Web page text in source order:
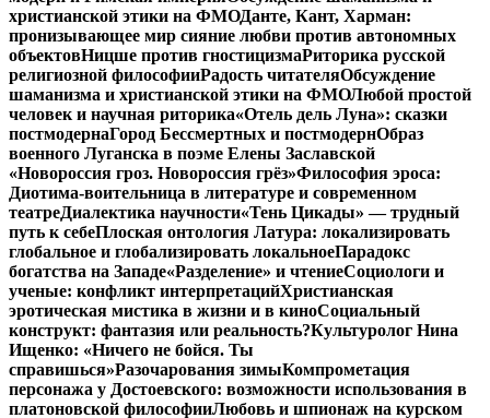
христианской этики на ФМОДанте, Кант, Харман:
пронизывающее мир сияние любви против автономных
объектовНицше против гностицизмаРиторика русской
религиозной философииРадость читателяОбсуждение
шаманизма и христианской этики на ФМОЛюбой простой
человек и научная риторика«Отель дель Луна»: сказки
постмодернаГород Бессмертных и постмодернОбраз
военного Луганска в поэме Елены Заславской
«Новороссия гроз. Новороссия грёз»Философия эроса:
Диотима-воительница в литературе и современном
театреДиалектика научности«Тень Цикады» — трудный
путь к себеПлоская онтология Латура: локализировать
глобальное и глобализировать локальноеПарадокс
богатства на Западе«Разделение» и чтениеСоциологи и
ученые: конфликт интерпретацийХристианская
эротическая мистика в жизни и в киноСоциальный
конструкт: фантазия или реальность?Культуролог Нина
Ищенко: «Ничего не бойся. Ты
справишься»Разочарования зимыКомпрометация
персонажа у Достоевского: возможности использования в
платоновской философииЛюбовь и шпионаж на курском